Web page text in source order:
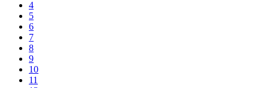
4
5
6
7
8
9
10
11